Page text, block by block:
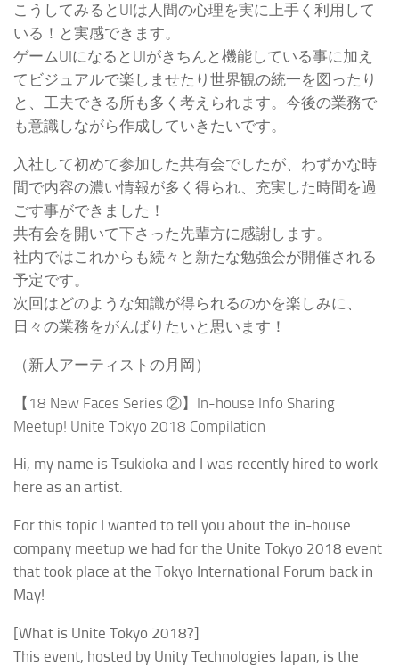
こうしてみるとUIは人間の心理を実に上手く利用して
いる！と実感できます。
ゲームUIになるとUIがきちんと機能している事に加え
てビジュアルで楽しませたり世界観の統一を図ったり
と、工夫できる所も多く考えられます。今後の業務で
も意識しながら作成していきたいです。
入社して初めて参加した共有会でしたが、わずかな時
間で内容の濃い情報が多く得られ、充実した時間を過
ごす事ができました！
共有会を開いて下さった先輩方に感謝します。
社内ではこれからも続々と新たな勉強会が開催される
予定です。
次回はどのような知識が得られるのかを楽しみに、
日々の業務をがんばりたいと思います！
（新人アーティストの月岡）
【18 New Faces Series ②】In-house Info Sharing
Meetup! Unite Tokyo 2018 Compilation
Hi, my name is Tsukioka and I was recently hired to work
here as an artist.
For this topic I wanted to tell you about the in-house
company meetup we had for the Unite Tokyo 2018 event
that took place at the Tokyo International Forum back in
May!
[What is Unite Tokyo 2018?]
This event, hosted by Unity Technologies Japan, is the